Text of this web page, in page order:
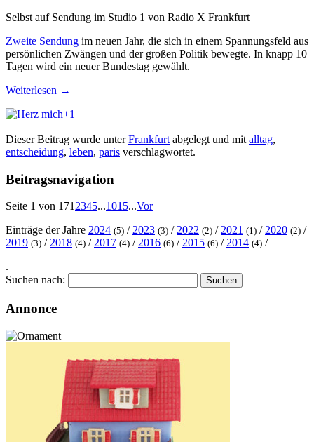
Selbst auf Sendung im Studio 1 von Radio X Frankfurt
Zweite Sendung im neuen Jahr, die sich in einem Spannungsfeld aus
persönlichen Zwängen und der großen Politik bewegte. In knapp 10
Tagen wird ein neuer Bundestag gewählt.
Weiterlesen →
+1
Dieser Beitrag wurde unterFrankfurt abgelegt und mit alltag,
entscheidung, leben, paris verschlagwortet.
Beitragsnavigation
Seite 1 von 171 2345...1015...Vor
Einträge der Jahre 2024 (5) / 2023 (3) / 2022 (2) / 2021 (1) / 2020 (2) /
2019 (3) / 2018 (4) / 2017 (4) / 2016 (6) / 2015 (6) / 2014 (4) /
.
Suchen nach:
Annonce